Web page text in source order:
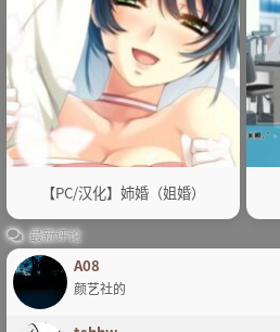
【PC/汉化】姉婚（姐婚）
最新评论
A08
颜艺社的